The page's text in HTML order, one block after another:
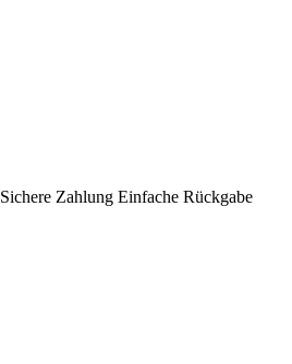
Sichere Zahlung Einfache Rückgabe